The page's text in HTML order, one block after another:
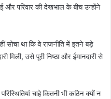
और परिवार की देखभाल के बीच उन्होंने
सोचा था कि वे राजनीति में इतने बड़े
मिली, उसे पूरी निष्ठा और ईमानदारी से
चाहे कितनी भी कठिन क्यों न